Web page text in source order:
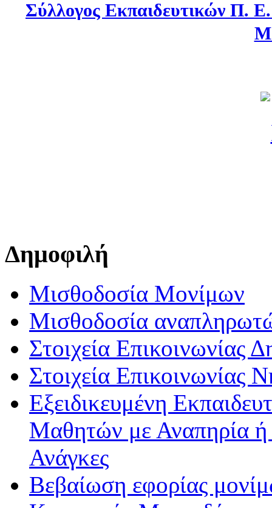
Σύλλογος Εκπαιδευτικών Π.
Δημοφιλή
Μισθοδοσία Μονίμων
Μισθοδοσία
Στοιχεία Επικοινωνίας
Στοιχεία Επικοινωνίας
Εξειδικευμένη
Μαθητών με Αναπηρία ή /
Ανάγκες
Βεβαίωση εφορίας